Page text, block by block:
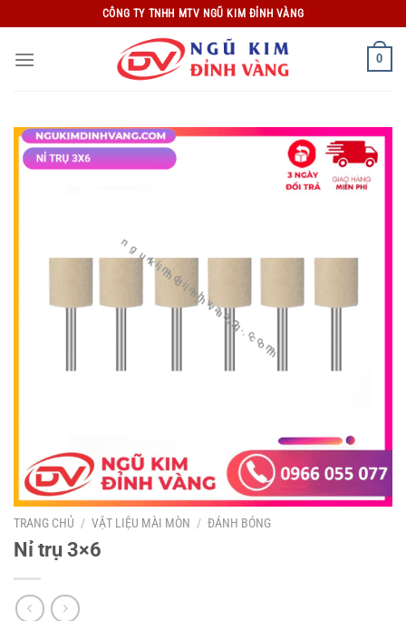
qua
nội
CÔNG TY TNHH MTV NGŨ KIM ĐỈNH VÀNG
0
TRANG CHỦ / VẬT LIỆU MÀI MÒN / ĐÁNH BÓNG
Nỉ trụ 3×6